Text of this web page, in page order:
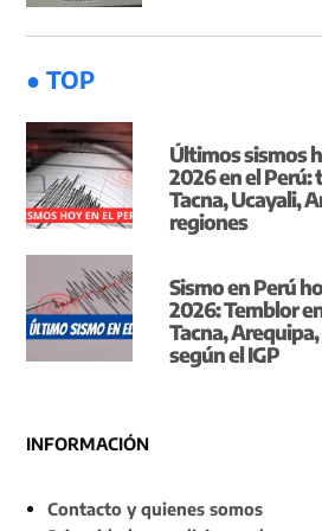
● TOP
Últimos sismos
2026 en el Perú:
Tacna, Ucayali,
regiones
Sismo en Perú
2026: Temblor
Tacna,
según el IGP
INFORMACIÓN
Contacto y quienes somos